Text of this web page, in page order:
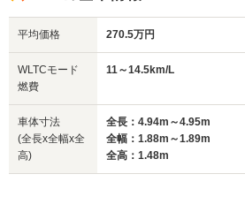
サイズ
(全長x全幅x全高)
全幅
1.91m
平均価格 270.5万円
WLTCモード
燃費
11～14.5km/L
車体寸法
(全長x全幅x全
高)
全長：4.94m～4.95m
全幅：1.88m～1.89m
全高：1.48m